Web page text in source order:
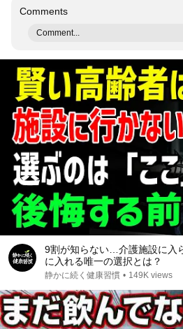
Comments
Comment...
9割が知らない…介護施設に入
に入れる唯一の選択とは？
静かに続く健康習慣 • 149K views